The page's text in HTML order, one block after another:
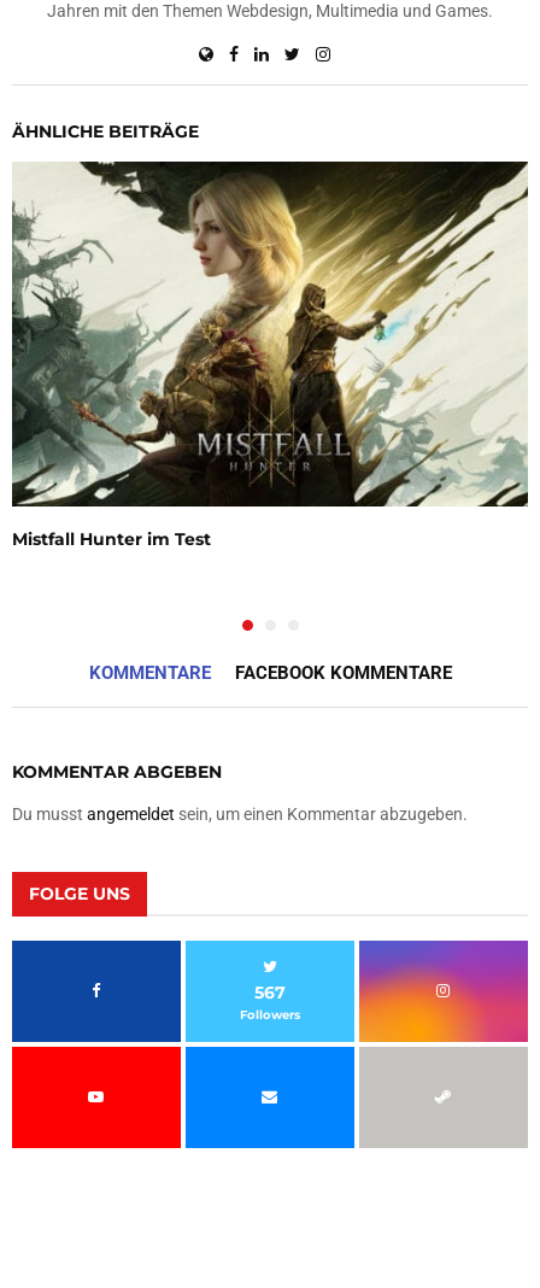
Jahren mit den Themen Webdesign, Multimedia und Games.
ÄHNLICHE BEITRÄGE
Mistfall Hunter im Test
KOMMENTARE FACEBOOK KOMMENTARE
KOMMENTAR ABGEBEN
Du musst angemeldet sein, um einen Kommentar abzugeben.
FOLGE UNS
567
Followers